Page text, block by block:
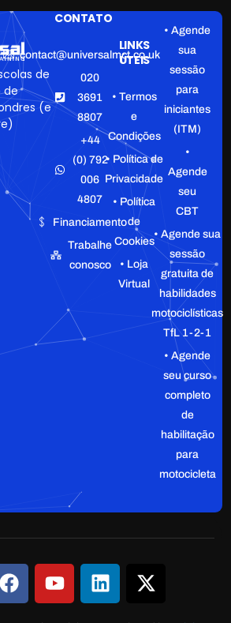
de
de
(e
CONTATO
contact@universalmct.co.uk
020
3691
8807
+44
(0) 792
006
4807
Financiamento
Trabalhe
conosco
LINKS
ÚTEIS
• Termos
e
Condições
• Política de
Privacidade
• Política
de
Cookies
• Loja
Virtual
• Agende
sua
sessão
para
iniciantes
(ITM)
•
Agende
seu
CBT
• Agende sua
sessão
gratuita de
habilidades
motociclísticas
TfL 1-2-1
• Agende
seu curso
completo
de
habilitação
para
motocicleta